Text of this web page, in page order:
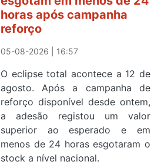
horas após campanha
reforço
05-08-2026 | 16:57
O eclipse total acontece a 12 de
agosto. Após a campanha de
reforço disponível desde ontem,
a adesão registou um valor
superior ao esperado e em
menos de 24 horas esgotaram o
stock a nível nacional.